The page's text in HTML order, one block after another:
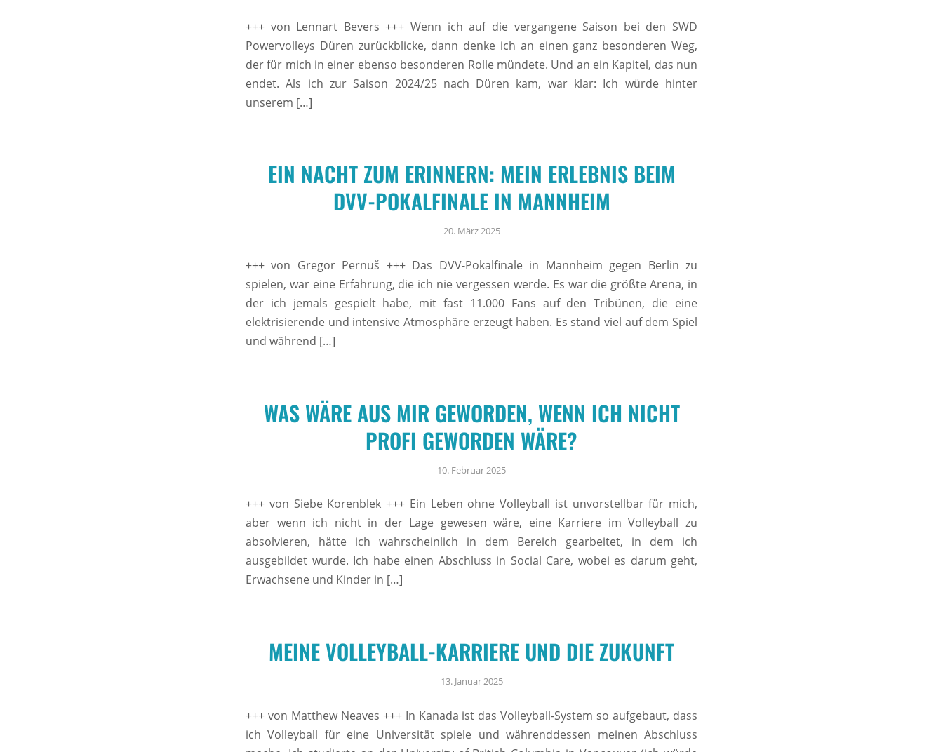
+++ von Lennart Bevers +++ Wenn ich auf die vergangene Saison bei den SWD
Powervolleys Düren zurückblicke, dann denke ich an einen ganz besonderen Weg,
der für mich in einer ebenso besonderen Rolle mündete. Und an ein Kapitel, das nun
endet. Als ich zur Saison 2024/25 nach Düren kam, war klar: Ich würde hinter
unserem […]
EIN NACHT ZUM ERINNERN: MEIN ERLEBNIS BEIM
DVV-POKALFINALE IN MANNHEIM
20. März 2025
+++ von Gregor Pernuš +++ Das DVV-Pokalfinale in Mannheim gegen Berlin zu
spielen, war eine Erfahrung, die ich nie vergessen werde. Es war die größte Arena, in
der ich jemals gespielt habe, mit fast 11.000 Fans auf den Tribünen, die eine
elektrisierende und intensive Atmosphäre erzeugt haben. Es stand viel auf dem Spiel
und während […]
WAS WÄRE AUS MIR GEWORDEN, WENN ICH NICHT
PROFI GEWORDEN WÄRE?
10. Februar 2025
+++ von Siebe Korenblek +++ Ein Leben ohne Volleyball ist unvorstellbar für mich,
aber wenn ich nicht in der Lage gewesen wäre, eine Karriere im Volleyball zu
absolvieren, hätte ich wahrscheinlich in dem Bereich gearbeitet, in dem ich
ausgebildet wurde. Ich habe einen Abschluss in Social Care, wobei es darum geht,
Erwachsene und Kinder in […]
MEINE VOLLEYBALL-KARRIERE UND DIE ZUKUNFT
13. Januar 2025
+++ von Matthew Neaves +++ In Kanada ist das Volleyball-System so aufgebaut, dass
ich Volleyball für eine Universität spiele und währenddessen meinen Abschluss